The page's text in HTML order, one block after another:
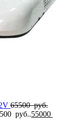
65500руб.
руб..55000